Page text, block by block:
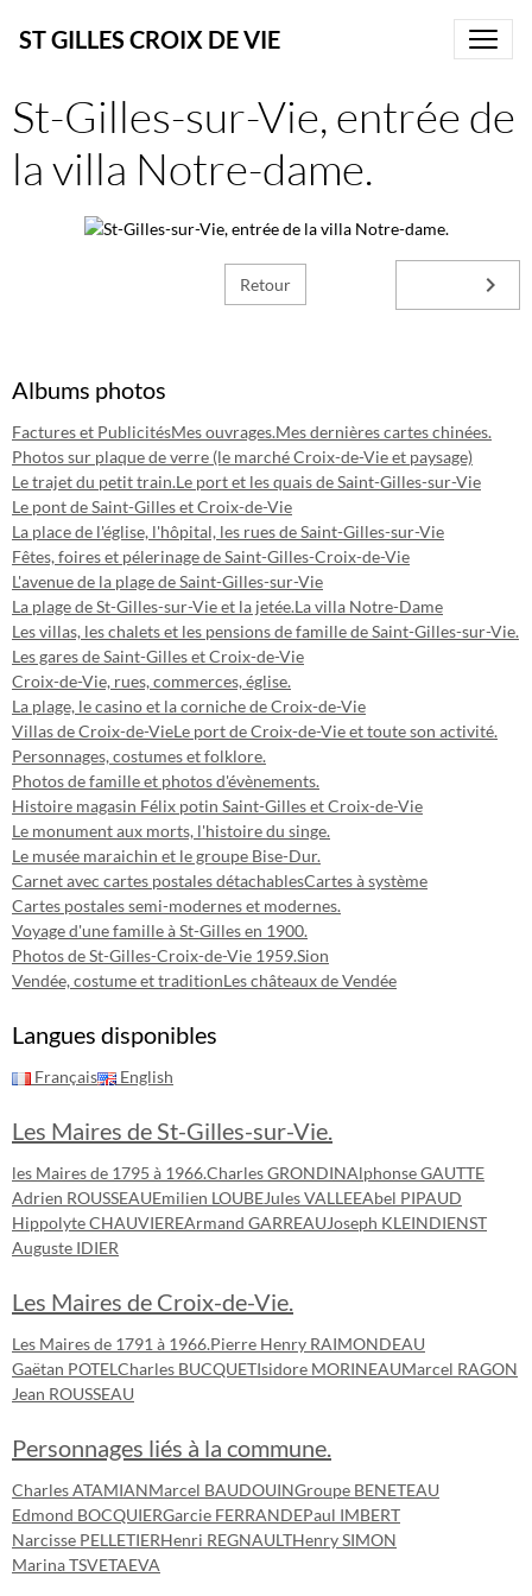
ST GILLES CROIX DE VIE
St-Gilles-sur-Vie, entrée de
la villa Notre-dame.
Retour
Albums photos
Factures et PublicitésMes ouvrages.Mes dernières cartes chinées.
Photos sur plaque de verre (le marché Croix-de-Vie et paysage)
Le trajet du petit train.Le port et les quais de Saint-Gilles-sur-Vie
Le pont de Saint-Gilles et Croix-de-Vie
La place de l'église, l'hôpital, les rues de Saint-Gilles-sur-Vie
Fêtes, foires et pélerinage de Saint-Gilles-Croix-de-Vie
L'avenue de la plage de Saint-Gilles-sur-Vie
La plage de St-Gilles-sur-Vie et la jetée.La villa Notre-Dame
Les villas, les chalets et les pensions de famille de Saint-Gilles-sur-Vie.
Les gares de Saint-Gilles et Croix-de-Vie
Croix-de-Vie, rues, commerces, église.
La plage, le casino et la corniche de Croix-de-Vie
Villas de Croix-de-VieLe port de Croix-de-Vie et toute son activité.
Personnages, costumes et folklore.
Photos de famille et photos d'évènements.
Histoire magasin Félix potin Saint-Gilles et Croix-de-Vie
Le monument aux morts, l'histoire du singe.
Le musée maraichin et le groupe Bise-Dur.
Carnet avec cartes postales détachablesCartes à système
Cartes postales semi-modernes et modernes.
Voyage d'une famille à St-Gilles en 1900.
Photos de St-Gilles-Croix-de-Vie 1959.Sion
Vendée, costume et traditionLes châteaux de Vendée
Langues disponibles
Français English
Les Maires de St-Gilles-sur-Vie.
les Maires de 1795 à 1966.Charles GRONDINAlphonse GAUTTE
Adrien ROUSSEAUEmilien LOUBEJules VALLEEAbel PIPAUD
Hippolyte CHAUVIEREArmand GARREAUJoseph KLEINDIENST
Auguste IDIER
Les Maires de Croix-de-Vie.
Les Maires de 1791 à 1966.Pierre Henry RAIMONDEAU
Gaëtan POTEL Charles BUCQUETIsidore MORINEAUMarcel RAGON
Jean ROUSSEAU
Personnages liés à la commune.
Charles ATAMIANMarcel BAUDOUINGroupe BENETEAU
Edmond BOCQUIERGarcie FERRANDEPaul IMBERT
Narcisse PELLETIERHenri REGNAULTHenry SIMON
Marina TSVETAEVA